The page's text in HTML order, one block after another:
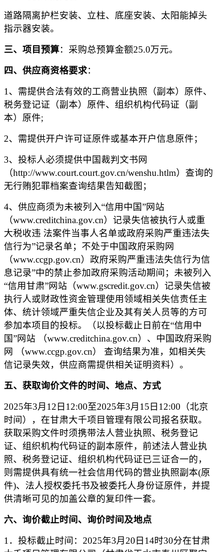
道路隔离护栏安装、立柱、底座安装、太阳能掉头
指示器安装。
三、项目预算： 采购总预算金额25.0万元。
四、供应商资格要求：
1、 需提供合法有效的工商营业执照（副本）原件、
税务登记证（副本）原件、组织机构代码证（副
本）原件;
2、 需提供开户许可证原件或基本开户信息原件；
3、投标人必须提供中国裁判文书网
（http://www.court.court.gov.cn/wenshu.htlm）查询的
无行贿犯罪档案查询结果告知截图；
4、供应商须为未被列入“信用中国”网站
（www.creditchina.gov.cn）记录失信被执行人或重
大税收违 法案件当事人名单或政府采购严重违法失
信行为”记录名单；不处于中国政府采购网
（www.ccgp.gov.cn）政府采购严重违法失信行为信
息记录”中的禁止参加政府采购活动期间；未被列入
“信用甘肃”网站（www.gscredit.gov.cn）记录失信被
执行人或财政性资金管理使用领域相关失信责任主
体、统计领域严重失信企业及其有关人员等的方可
参加本项目的投标。（以投标截止日前在“信用中
国”网站 （www.creditchina.gov.cn）、中国政府采购
网 （www.ccgp.gov.cn） 查询结果为准，如相关失
信记录失效，供应商需提供相关证明资料）。
五、获取询价文件的时间、地点、方式
2025年3月 12 日 12:00至2025年3月 15 日 1 2:00（北京
时间）
，在甘肃大千项目管理有限公司报名获取。
获取采购文件时须携带法人营业执照、税务登记
证、组织机构代码证的副本原件，前述法人营业执
照、税务登记证、组织机构代码证已三证合一的，
则需提供具有统一社会信用代码的营业执照副本(原
件)、法人授权委托书及被委托人身份证原件，并提
供清晰可见的加盖公章的复印件一套。
六、询价截止时间、询价时间及地点
1．投标截止时间： 2025年3月 20 日 14时30分在甘肃